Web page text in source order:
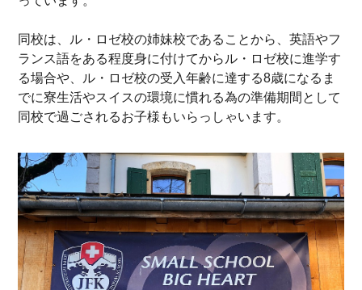
同校は、ル・ロゼ校の姉妹校であることから、英語やフ
ランス語をある程度身に付けてからル・ロゼ校に進学す
る場合や、ル・ロゼ校の受入年齢に達する8歳になるま
でに寮生活やスイスの環境に慣れる為の準備期間として
同校で過ごされるお子様もいらっしゃいます。